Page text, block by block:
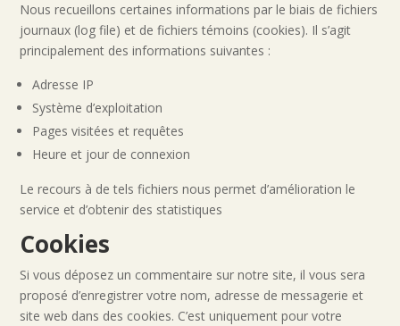
Nous recueillons certaines informations par le biais de fichiers
journaux (log file) et de fichiers témoins (cookies). Il s’agit
principalement des informations suivantes :
Adresse IP
Système d’exploitation
Pages visitées et requêtes
Heure et jour de connexion
Le recours à de tels fichiers nous permet d’amélioration le
service et d’obtenir des statistiques
Cookies
Si vous déposez un commentaire sur notre site, il vous sera
proposé d’enregistrer votre nom, adresse de messagerie et
site web dans des cookies. C’est uniquement pour votre